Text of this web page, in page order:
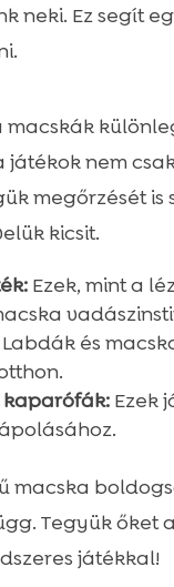
neki. Ez segít
macskák
játékok nem
megőrzését is
kicsit.
Ezek, mint a
és
kaparófák:Ezek
macska
Tegyük őket
játékkal!